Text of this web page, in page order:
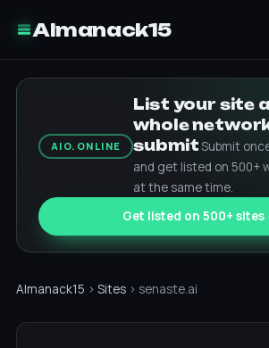
Almanack15
AIO.ONLINE
List your site
whole
submitSubmit
and get listed on 500+
at the same time.
Get listed on 500+
Almanack15 › Sites › senaste.ai